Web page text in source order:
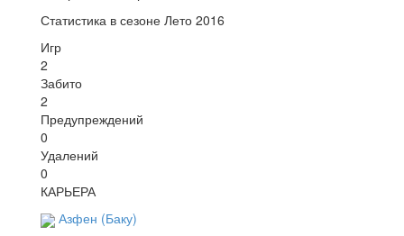
Статистика в сезоне Лето 2016
Игр
2
Забито
2
Предупреждений
0
Удалений
0
КАРЬЕРА
Азфен (Баку)